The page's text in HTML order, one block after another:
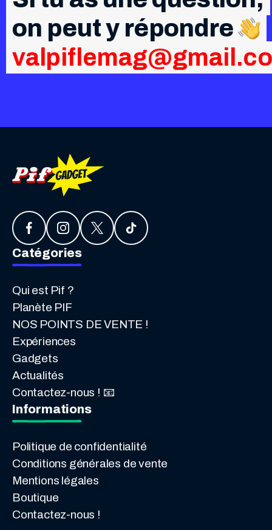
on peut y répondre
Catégories
Qui est Pif ?
Planète PIF
NOS POINTS DE VENTE !
Expériences
Gadgets
Actualités
Contactez-nous ! 📧
Informations
Politique de confidentialité
Conditions générales de vente
Mentions légales
Boutique
Contactez-nous !